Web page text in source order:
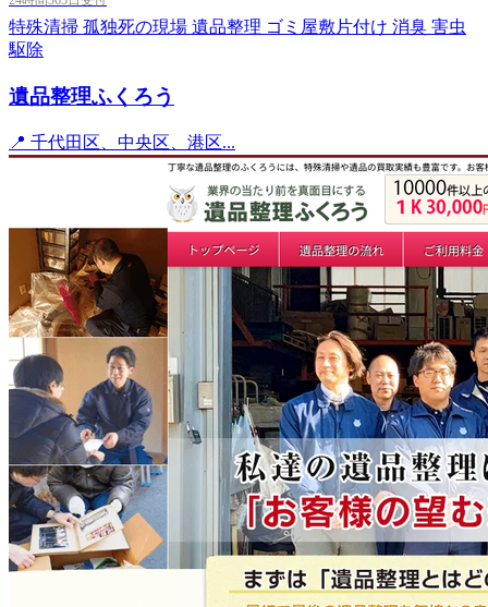
特殊清掃 孤独死の現場 遺品整理 ゴミ屋敷片付け 消臭 害虫
駆除
遺品整理ふくろう
📍 千代田区、中央区、港区...